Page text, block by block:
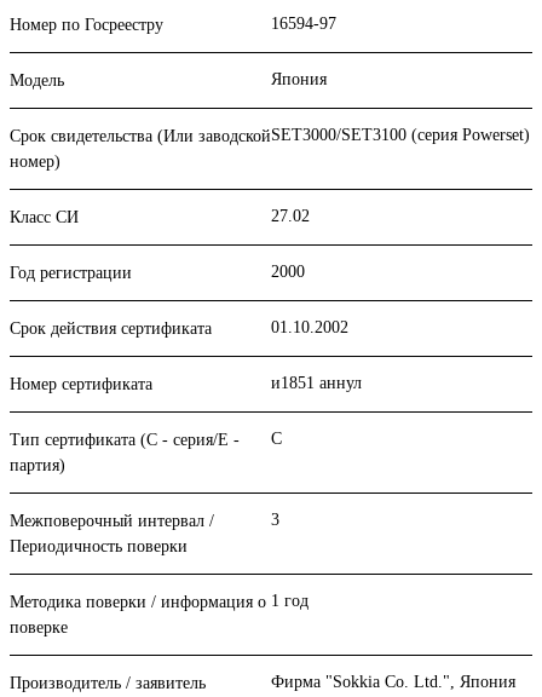
Номер по Госреестру 16594-97
Модель Япония
Срок свидетельства (Или заводской
номер)
SET3000/SET3100 (серия Powerset)
Класс СИ 27.02
Год регистрации 2000
Срок действия сертификата 01.10.2002
Номер сертификата и1851 аннул
Тип сертификата (C - серия/E -
партия)
С
Межповерочный интервал /
Периодичность поверки
3
Методика поверки / информация о
поверке
1 год
Производитель / заявитель Фирма "Sokkia Co. Ltd.", Япония